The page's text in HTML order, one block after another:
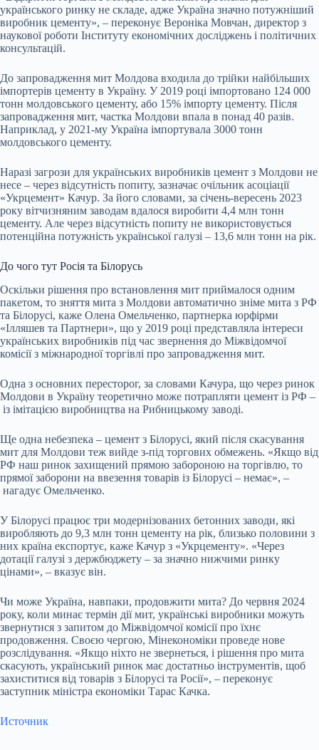
українського ринку не складе, адже Україна значно потужніший
виробник цементу», – переконує Вероніка Мовчан, директор з
наукової роботи Інституту економічних досліджень і політичних
консультацій.
До запровадження мит Молдова входила до трійки найбільших
імпортерів цементу в Україну. У 2019 році імпортовано 124 000
тонн молдовського цементу, або 15% імпорту цементу. Після
запровадження мит, частка Молдови впала в понад 40 разів.
Наприклад, у 2021-му Україна імпортувала 3000 тонн
молдовського цементу.
Наразі загрози для українських виробників цемент з Молдови не
несе – через відсутність попиту, зазначає очільник асоціації
«Укрцемент» Качур. За його словами, за січень-вересень 2023
року вітчизняним заводам вдалося виробити 4,4 млн тонн
цементу. Але через відсутність попиту не використовується
потенційна потужність української галузі – 13,6 млн тонн на рік.
До чого тут Росія та Білорусь
Оскільки рішення про встановлення мит приймалося одним
пакетом, то зняття мита з Молдови автоматично зніме мита з РФ
та Білорусі, каже Олена Омельченко, партнерка юрфірми
«Ілляшев та Партнери», що у 2019 році представляла інтереси
українських виробників під час звернення до Міжвідомчої
комісії з міжнародної торгівлі про запровадження мит.
Одна з основних пересторог, за словами Качура, що через ринок
Молдови в Україну теоретично може потрапляти цемент із РФ –
із імітацією виробництва на Рибницькому заводі.
Ще одна небезпека – цемент з Білорусі, який після скасування
мит для Молдови теж вийде з-під торгових обмежень. «Якщо від
РФ наш ринок захищений прямою забороною на торгівлю, то
прямої заборони на ввезення товарів із Білорусі – немає», –
нагадує Омельченко.
У Білорусі працює три модернізованих бетонних заводи, які
виробляють до 9,3 млн тонн цементу на рік, близько половини з
них країна експортує, каже Качур з «Укрцементу». «Через
дотації галузі з держбюджету – за значно нижчими ринку
цінами», – вказує він.
Чи може Україна, навпаки, продовжити мита? До червня 2024
року, коли минає термін дії мит, українські виробники можуть
звернутися з запитом до Міжвідомчої комісії про їхнє
продовження. Своєю чергою, Мінекономіки проведе нове
розслідування. «Якщо ніхто не звернеться, і рішення про мита
скасують, український ринок має достатньо інструментів, щоб
захиститися від товарів з Білорусі та Росії», – переконує
заступник міністра економіки Тарас Качка.
Источник